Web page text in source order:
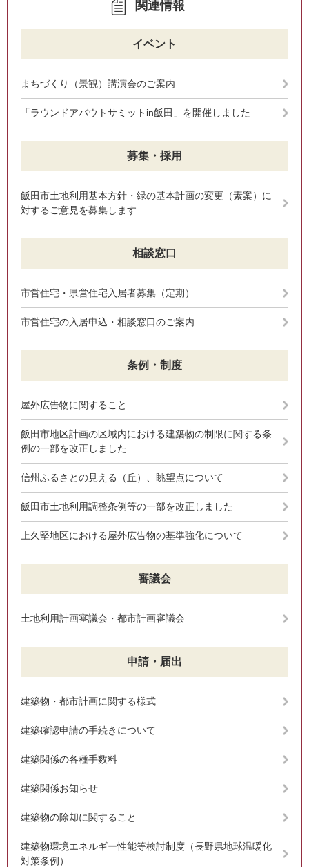
関連情報
イベント
まちづくり（景観）講演会のご案内
「ラウンドアバウトサミットin飯田」を開催しました
募集・採用
飯田市土地利用基本方針・緑の基本計画の変更（素案）に
対するご意見を募集します
相談窓口
市営住宅・県営住宅入居者募集（定期）
市営住宅の入居申込・相談窓口のご案内
条例・制度
屋外広告物に関すること
飯田市地区計画の区域内における建築物の制限に関する条
例の一部を改正しました
信州ふるさとの見える（丘）、眺望点について
飯田市土地利用調整条例等の一部を改正しました
上久堅地区における屋外広告物の基準強化について
審議会
土地利用計画審議会・都市計画審議会
申請・届出
建築物・都市計画に関する様式
建築確認申請の手続きについて
建築関係の各種手数料
建築関係お知らせ
建築物の除却に関すること
建築物環境エネルギー性能等検討制度（長野県地球温暖化
対策条例）